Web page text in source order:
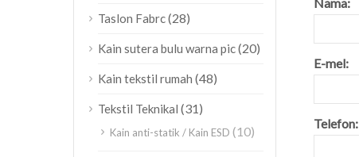
E-mel:
Telefon:
Taslon Fabrc(28)
Kain sutera bulu warna pic(20)
Kain tekstil rumah (48)
Tekstil Teknikal (31)
Kain anti-statik / Kain ESD (10)